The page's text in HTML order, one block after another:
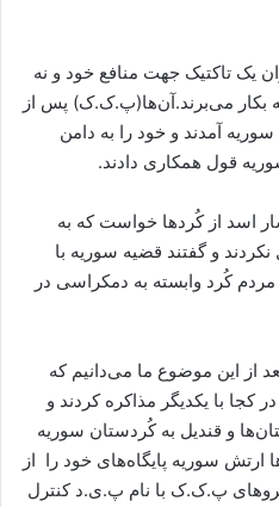
یک تاکتیک جهت منافع خود و نه
بکار می‌برند.آن‌ها(پ.ک.ک) پس از
در ترکیه در سال ۱۹۸۱ به سوریه آمدند و خود را به دامن
قول همکاری دادند.
سال ۲۰۱۱/۲۰۱۲ بشار اسد از کُردها خواست که به
و گفتند قضیه سوریه با
کُرد وابسته به دمکراسی در
از این‌ موضوع ما می‌دانیم که
با یکدیگر مذاکره کردند و
و قندیل به کُردستان سوریه
ارتش سوریه پایگاه‌های خود را از
پ.ک.ک با نام پ.ی‌.د کنترل